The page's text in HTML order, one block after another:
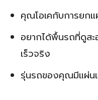
คุณโอเคกับการยกแ
อยากได้พื้นรถที่ดูส
เร็วจริง
รุ่นรถของคุณมีแผ่นแ